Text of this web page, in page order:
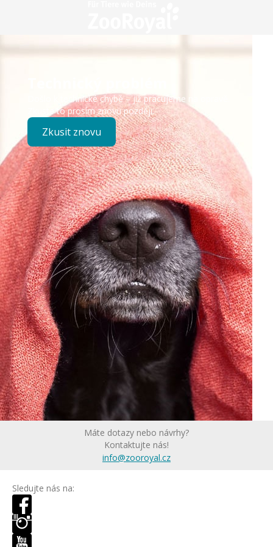
Došlo k technické chybě – již pracujeme na opravě.
Zkuste to prosím znovu později.
Zkusit znovu
Máte dotazy nebo návrhy?
Kontaktujte nás!
info@zooroyal.cz
Sledujte nás na: